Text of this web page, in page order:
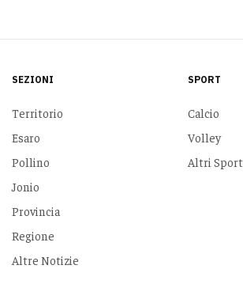
SEZIONI
Territorio
Esaro
Pollino
Jonio
Provincia
Regione
Altre Notizie
SPORT
Calcio
Volley
Altri Sport